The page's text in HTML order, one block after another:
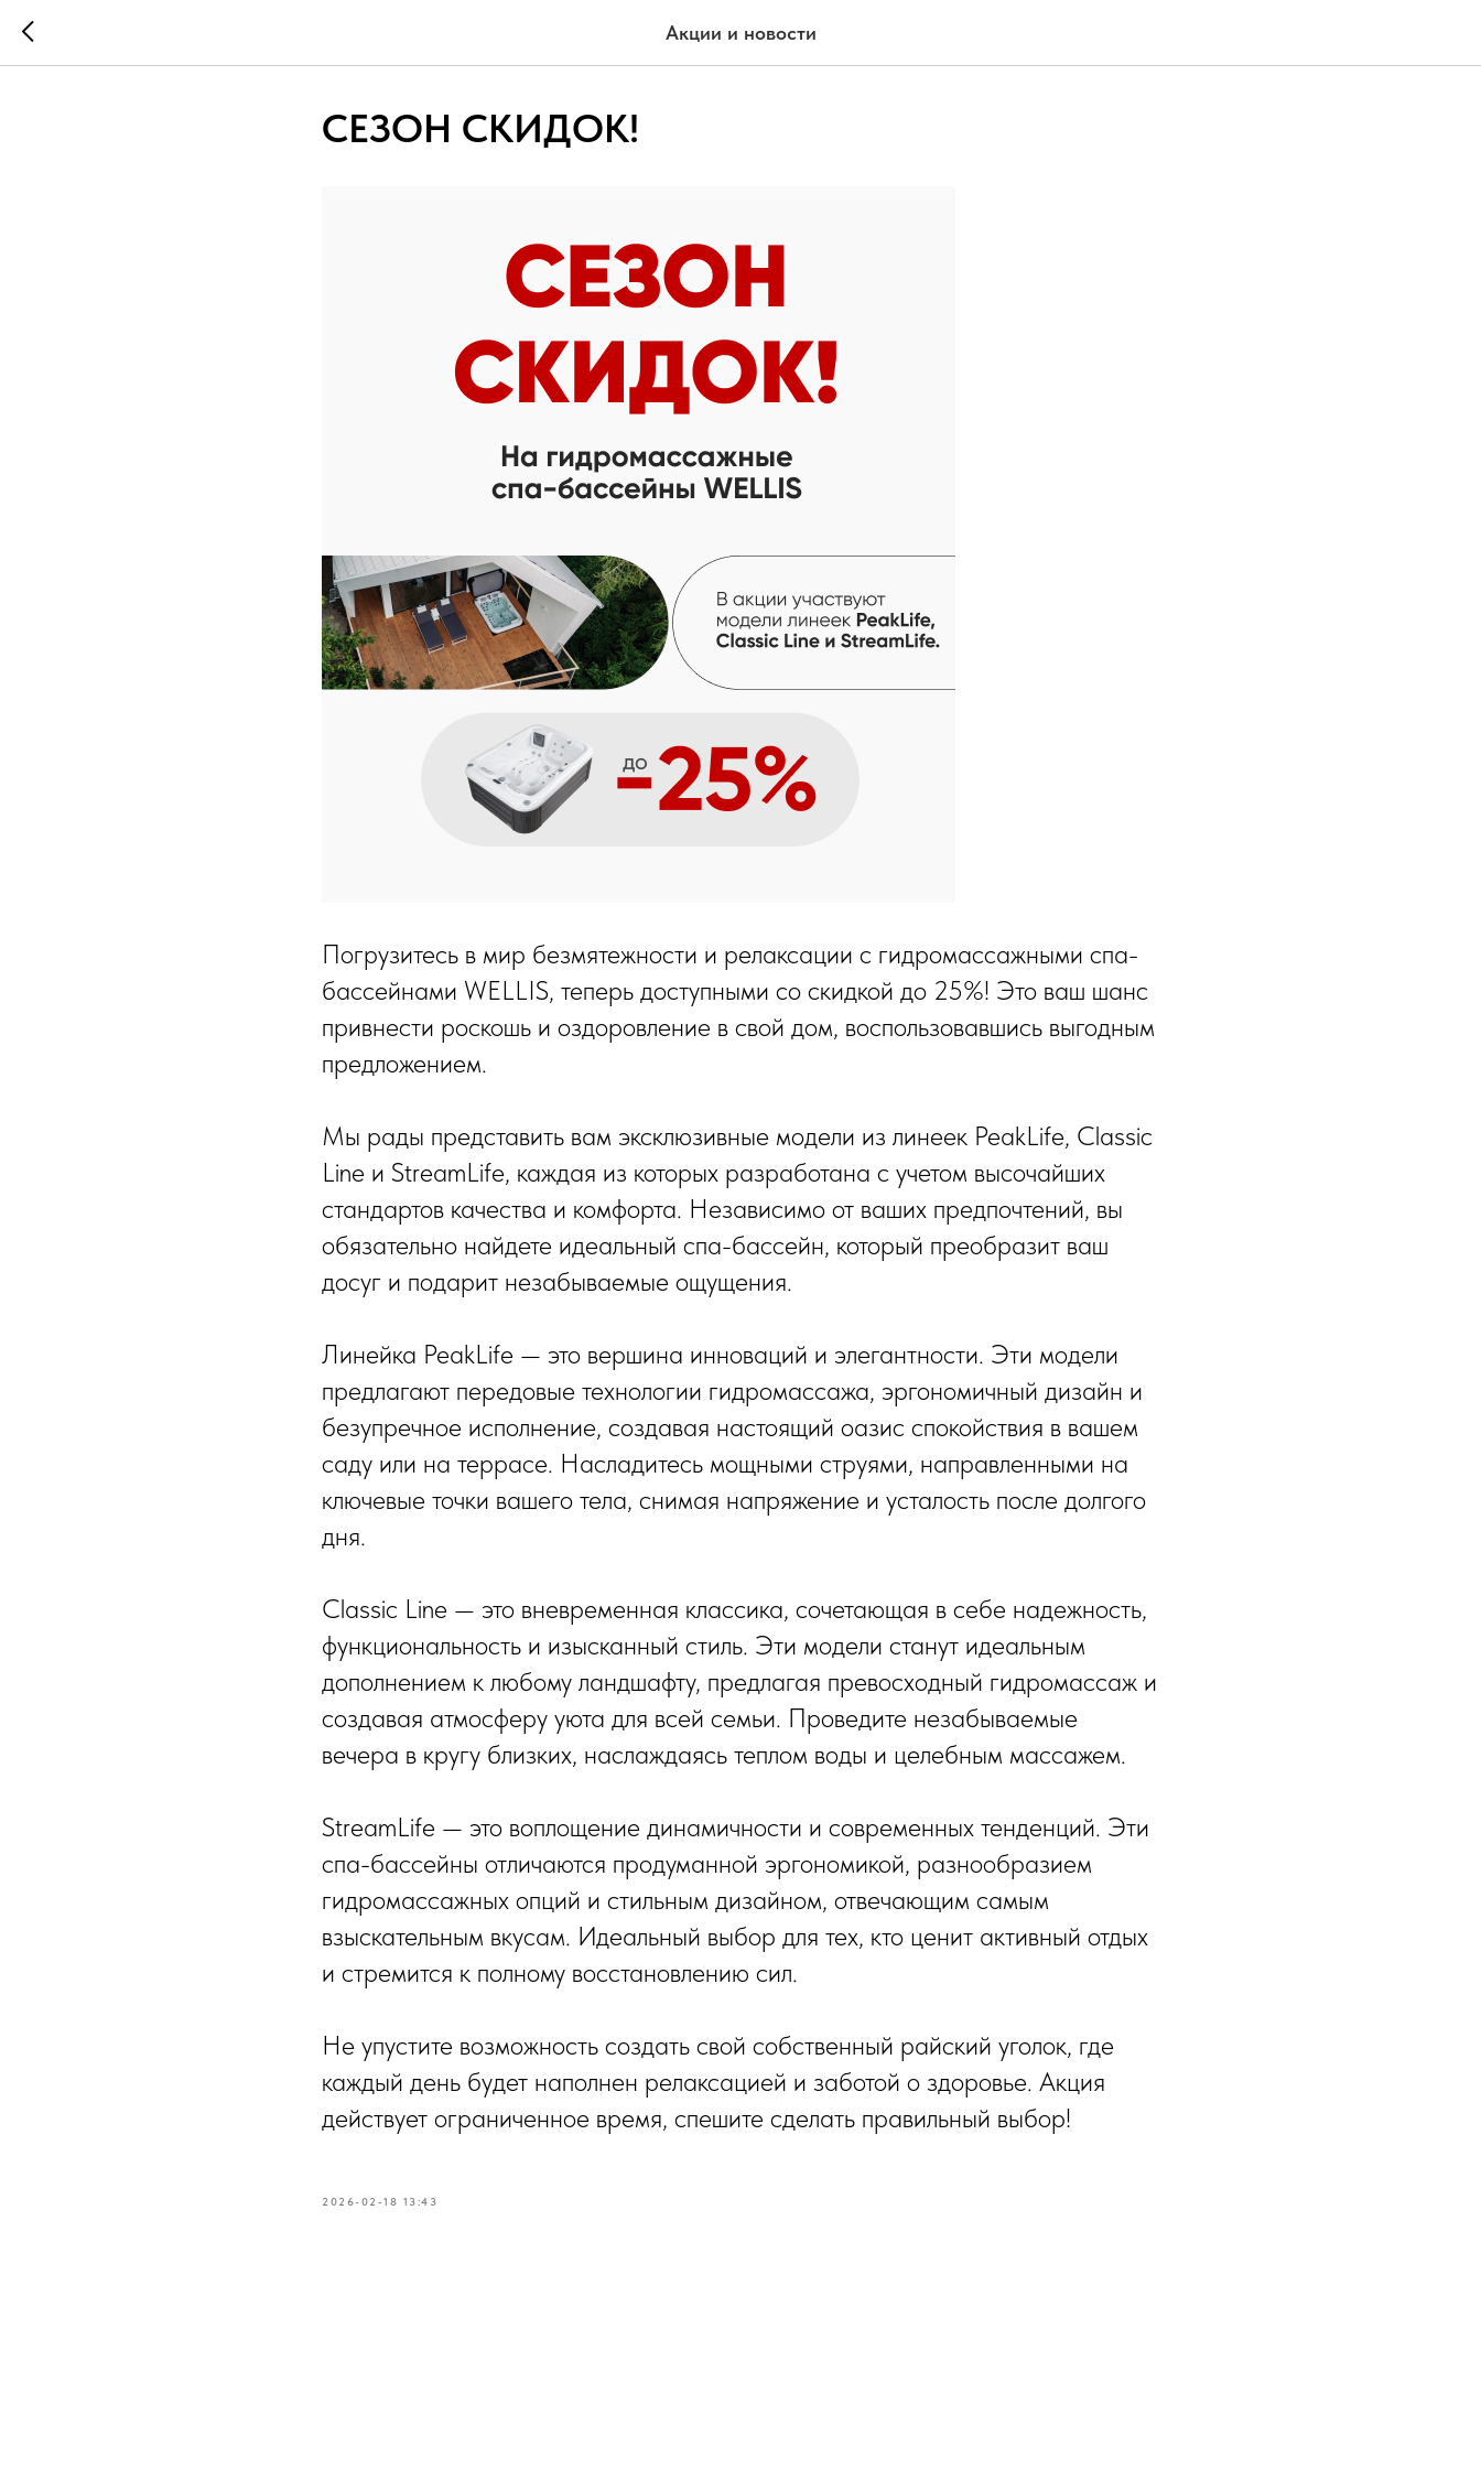
Акции и новости
СЕЗОН СКИДОК!
Погрузитесь в мир безмятежности и релаксации с гидромассажными спа-
бассейнами WELLIS, теперь доступными со скидкой до 25%! Это ваш шанс
привнести роскошь и оздоровление в свой дом, воспользовавшись выгодным
предложением.
Мы рады представить вам эксклюзивные модели из линеек PeakLife, Classic
Line и StreamLife, каждая из которых разработана с учетом высочайших
стандартов качества и комфорта. Независимо от ваших предпочтений, вы
обязательно найдете идеальный спа-бассейн, который преобразит ваш
досуг и подарит незабываемые ощущения.
Линейка PeakLife — это вершина инноваций и элегантности. Эти модели
предлагают передовые технологии гидромассажа, эргономичный дизайн и
безупречное исполнение, создавая настоящий оазис спокойствия в вашем
саду или на террасе. Насладитесь мощными струями, направленными на
ключевые точки вашего тела, снимая напряжение и усталость после долгого
дня.
Classic Line — это вневременная классика, сочетающая в себе надежность,
функциональность и изысканный стиль. Эти модели станут идеальным
дополнением к любому ландшафту, предлагая превосходный гидромассаж и
создавая атмосферу уюта для всей семьи. Проведите незабываемые
вечера в кругу близких, наслаждаясь теплом воды и целебным массажем.
StreamLife — это воплощение динамичности и современных тенденций. Эти
спа-бассейны отличаются продуманной эргономикой, разнообразием
гидромассажных опций и стильным дизайном, отвечающим самым
взыскательным вкусам. Идеальный выбор для тех, кто ценит активный отдых
и стремится к полному восстановлению сил.
Не упустите возможность создать свой собственный райский уголок, где
каждый день будет наполнен релаксацией и заботой о здоровье. Акция
действует ограниченное время, спешите сделать правильный выбор!
2026-02-18 13:43